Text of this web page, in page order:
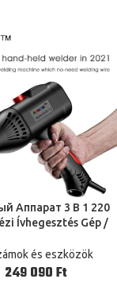
Аппарат 3 В 1 220
Ívhegesztés Gép /
Steel Board
és eszközök
Ft